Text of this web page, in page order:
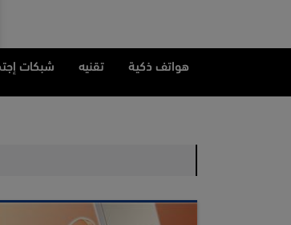
هواتف ذكية تقنيه شبكات